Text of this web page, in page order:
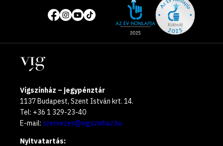
Közösségi
média
oldalak
of
year
Helyszínek
Vígszínház – jegypénztár
1137 Budapest, Szent István krt. 14.
Tel: +36 1 329-23-40
E-mail: szervezes@vigszinhaz.hu
Nyitvatartás: